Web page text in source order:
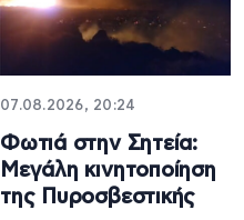
07.08.2026, 20:24
Φωτιά στην Σητεία:
Μεγάλη κινητοποίηση
της Πυροσβεστικής